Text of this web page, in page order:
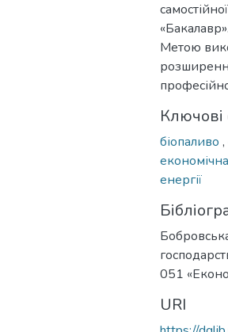
«Бакалавр».
Метою
Ключові
біопаливо ,
енергії
051
URI